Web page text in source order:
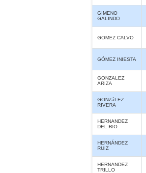
GIMENO
GALINDO
GOMEZ CALVO
GÓMEZ INIESTA
GONZALEZ
ARIZA
GONZáLEZ
RIVERA
HERNANDEZ
DEL RIO
HERNÁNDEZ
RUIZ
HERNANDEZ
TRILLO